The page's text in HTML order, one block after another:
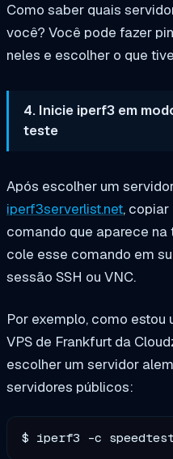
Como saber quais
você? Você pode fazer
neles e escolher o que
4. Inicie iperf3 em
teste
Após escolher um
iperf3serverlist.net, copiar
comando que aparece na
cole esse comando em
sessão SSH ou VNC.
Por exemplo, como estou
VPS de Frankfurt da
escolher um servidor
servidores públicos:
$ iperf3 -c